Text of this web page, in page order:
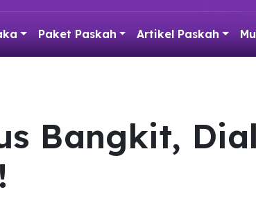
Paket Paskah Artikel Paskah
Bangkit,